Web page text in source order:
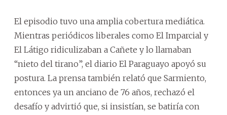
El episodio tuvo una amplia cobertura mediática.
Mientras periódicos liberales como El Imparcial y
El Látigo ridiculizaban a Cañete y lo llamaban
“nieto del tirano”, el diario El Paraguayo apoyó su
postura. La prensa también relató que Sarmiento,
entonces ya un anciano de 76 años, rechazó el
desafío y advirtió que, si insistían, se batiría con